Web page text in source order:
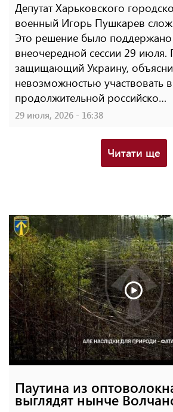
Депутат Харьковского
военный Игорь Пушкарев
Это решение было поддержано
внеочередной сессии 29 июля.
защищающий Украину,
невозможностью участвовать в
продолжительной российско…
29 июля, 2026 - 16:38
Читати ще
Паутина из
выглядят нынче